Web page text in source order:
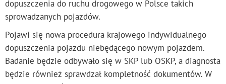
dopuszczenia do ruchu drogowego w Polsce takich
sprowadzanych pojazdów.
Pojawi się nowa procedura krajowego indywidualnego
dopuszczenia pojazdu niebędącego nowym pojazdem.
Badanie będzie odbywało się w SKP lub OSKP, a diagnosta
będzie również sprawdzał kompletność dokumentów. W